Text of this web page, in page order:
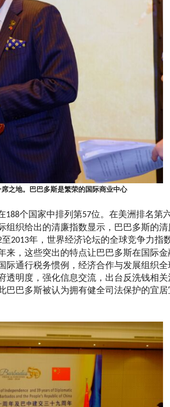
之地。巴巴多斯是繁荣的国际商业中心
188个国家中排列第57位。在美洲排名第
组织给出的清廉指数显示，巴巴多斯的清
至2013年，世界经济论坛的全球竞争力指
来，这些突出的特点让巴巴多斯在国际金
际通行税务惯例，经济合作与发展组织全
透明度，强化信息交流，出台反洗钱相关
巴巴多斯被认为拥有健全司法保护的宜居